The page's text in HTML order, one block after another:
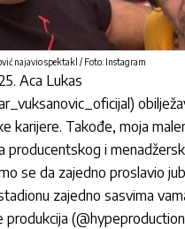
najavio spektakl / Foto: Instagram
Aca Lukas
karijere. Takođe, moja
producentskog i
se da zajedno proslavio
zajedno sasvima
produkcija